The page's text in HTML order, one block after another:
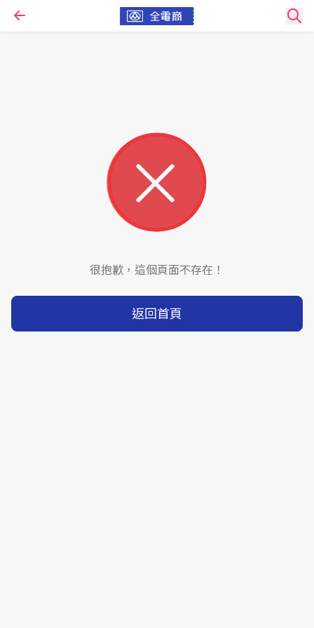
很抱歉，這個頁面不存在！
返回首頁